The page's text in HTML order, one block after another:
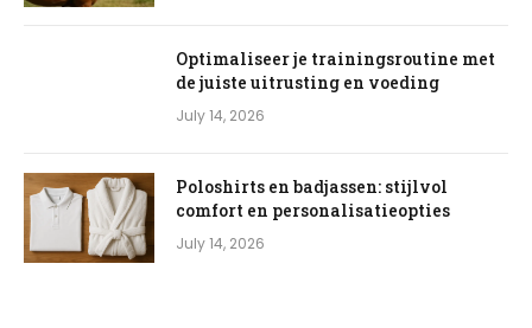
Optimaliseer je trainingsroutine met
de juiste uitrusting en voeding
July 14, 2026
Poloshirts en badjassen: stijlvol
comfort en personalisatieopties
July 14, 2026